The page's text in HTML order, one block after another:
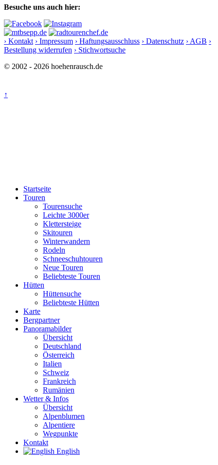
Besuche uns auch hier:
› Kontakt › Impressum › Haftungsausschluss › Datenschutz › AGB ›
Bestellung widerrufen › Stichwortsuche
© 2002 - 2026 hoehenrausch.de
↑
Startseite
Touren
Tourensuche
Leichte 3000er
Klettersteige
Skitouren
Winterwandern
Rodeln
Schneeschuhtouren
Neue Touren
Beliebteste Touren
Hütten
Hüttensuche
Beliebteste Hütten
Karte
Bergpartner
Panoramabilder
Übersicht
Deutschland
Österreich
Italien
Schweiz
Frankreich
Rumänien
Wetter & Infos
Übersicht
Alpenblumen
Alpentiere
Wegpunkte
Kontakt
English